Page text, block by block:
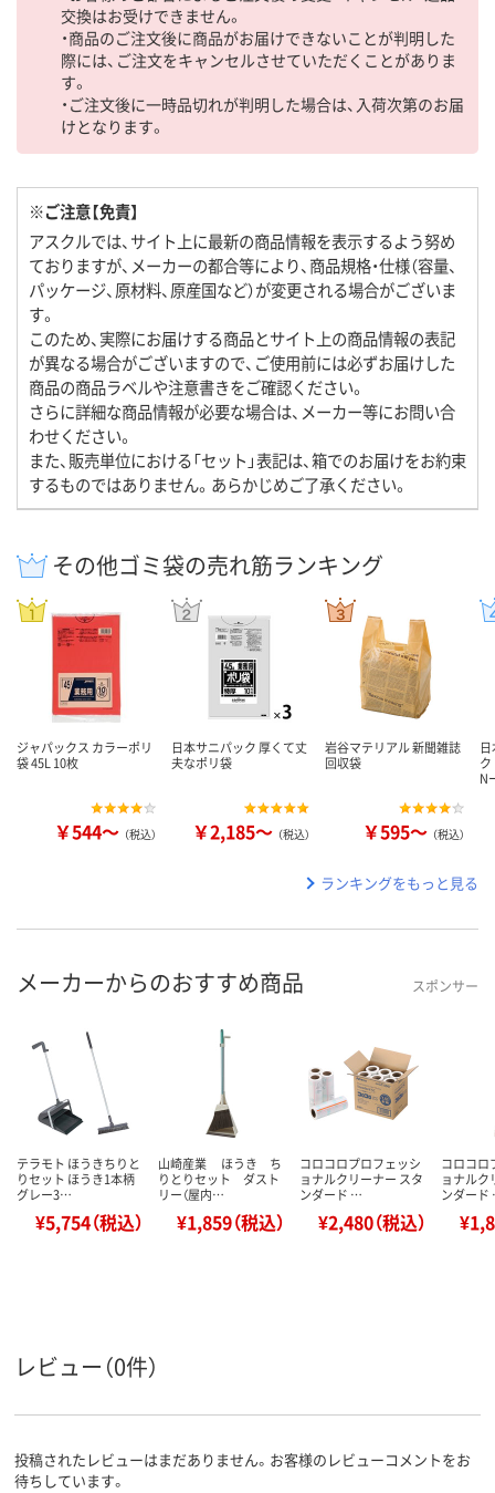
交換はお受けできません。
・商品のご注文後に商品がお届けできないことが判明した
際には、ご注文をキャンセルさせていただくことがありま
す。
・ご注文後に一時品切れが判明した場合は、入荷次第のお届
けとなります。
※ご注意【免責】
アスクルでは、サイト上に最新の商品情報を表示するよう努め
ておりますが、メーカーの都合等により、商品規格・仕様（容量、
パッケージ、原材料、原産国など）が変更される場合がございま
す。
このため、実際にお届けする商品とサイト上の商品情報の表記
が異なる場合がございますので、ご使用前には必ずお届けした
商品の商品ラベルや注意書きをご確認ください。
さらに詳細な商品情報が必要な場合は、メーカー等にお問い合
わせください。
また、販売単位における「セット」表記は、箱でのお届けをお約束
するものではありません。あらかじめご了承ください。
その他ゴミ袋の売れ筋ランキング
ジャパックス カラーポリ
袋 45L 10枚
￥544～ （税込）
日本サニパック 厚くて丈
夫なポリ袋
￥2,185～ （税込）
岩谷マテリアル 新聞雑誌
回収袋
￥595～ （税込）
ク
N
ランキングをもっと見る
メーカーからのおすすめ商品 スポンサー
テラモト ほうきちりと
りセット ほうき1本柄
グレー3…
¥5,754（税込）
山崎産業 ほうき ち
りとりセット ダスト
リー（屋内…
¥1,859（税込）
コロコロプロフェッシ
ョナルクリーナー スタ
ンダード …
¥2,480（税込）
コロコロ
ョナルク
ンダー
レビュー（0件）
投稿されたレビューはまだありません。お客様のレビューコメントをお
待ちしています。